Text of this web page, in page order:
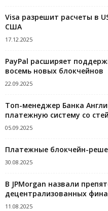
Visa разрешит расчеты в
США
17.12.2025
PayPal расширяет
восемь новых блокчейнов
22.09.2025
Топ-менеджер Банка
платежную систему со
05.09.2025
Платежные блокчейн-
30.08.2025
В JPMorgan назвали
децентрализованных
11.08.2025